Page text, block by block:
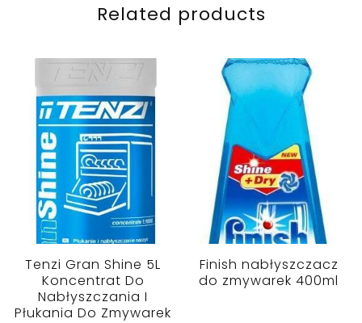
Related products
Tenzi Gran Shine 5L
Koncentrat Do
Nabłyszczania I
Płukania Do Zmywarek
Finish nabłyszczacz
do zmywarek 400ml